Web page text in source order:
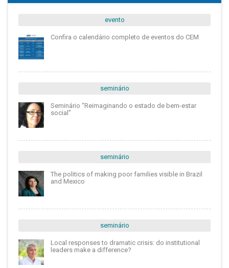
evento
Confira o calendário completo de eventos do CEM
seminário
Seminário “Reimaginando o estado de bem-estar
social”
seminário
The politics of making poor families visible in Brazil
and Mexico
seminário
Local responses to dramatic crisis: do institutional
leaders make a difference?